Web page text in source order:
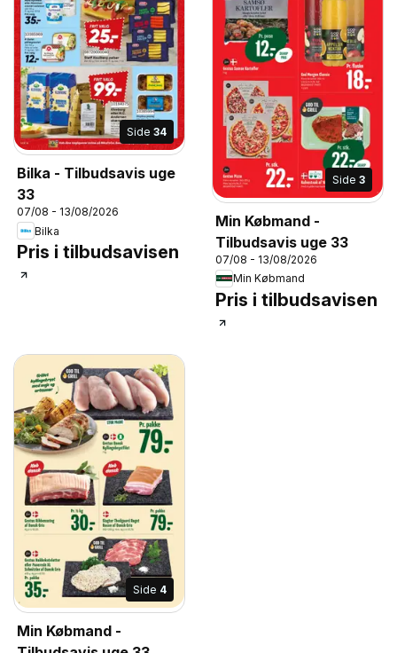
Side 34
Bilka - Tilbudsavis uge
33
07/08 - 13/08/2026
Bilka
Pris i tilbudsavisen
Side 3
Min Købmand -
Tilbudsavis uge 33
07/08 - 13/08/2026
Min Købmand
Pris i tilbudsavisen
Side 4
Min Købmand -